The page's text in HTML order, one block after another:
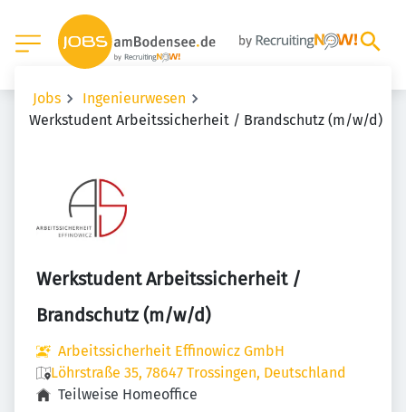
Jobs
Ingenieurwesen
Werkstudent Arbeitssicherheit / Brandschutz (m/w/d)
Werkstudent Arbeitssicherheit /
Brandschutz (m/w/d)
Arbeitssicherheit Effinowicz GmbH
Löhrstraße 35, 78647 Trossingen, Deutschland
Teilweise Homeoffice